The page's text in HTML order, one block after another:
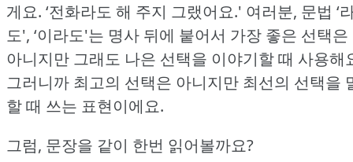
게요. ‘전화라도 해 주지 그랬어요.' 여러분, 문법 ‘
도', ‘이라도'는 명사 뒤에 붙어서 가장 좋은 선택은
아니지만 그래도 나은 선택을 이야기할 때 사용해
그러니까 최고의 선택은 아니지만 최선의 선택을
할 때 쓰는 표현이에요.
그럼, 문장을 같이 한번 읽어볼까요?